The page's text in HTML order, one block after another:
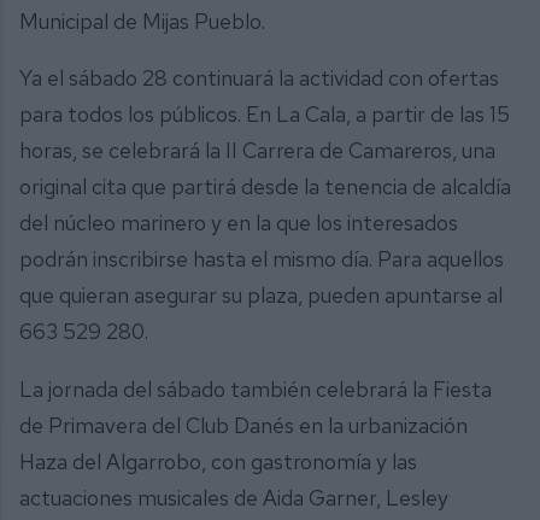
Municipal de Mijas Pueblo.
Ya el sábado 28 continuará la actividad con ofertas
para todos los públicos. En La Cala, a partir de las 15
horas, se celebrará la II Carrera de Camareros, una
original cita que partirá desde la tenencia de alcaldía
del núcleo marinero y en la que los interesados
podrán inscribirse hasta el mismo día. Para aquellos
que quieran asegurar su plaza, pueden apuntarse al
663 529 280.
La jornada del sábado también celebrará la Fiesta
de Primavera del Club Danés en la urbanización
Haza del Algarrobo, con gastronomía y las
actuaciones musicales de Aida Garner, Lesley